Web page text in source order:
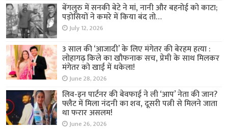
बेंगलुरु में सनकी बेटे ने मां, नानी और बहनोई को काटा;
पड़ोसियों ने कमरे में किया बंद तो…
July 12, 2026
3 साल की ‘आजादी’ के लिए मंगेतर की बेरहम हत्या :
लोहागढ़ किले का खौफनाक सच, प्रेमी के साथ मिलकर
मंगेतर को खाई में धकेला!
June 28, 2026
लिव-इन पार्टनर की बेवफाई ने ली ‘आप’ नेता की जान?
फ्लैट में मिला नंदनी का शव, दूसरी पत्नी से मिलने जाता
था फरार असलम!
June 26, 2026